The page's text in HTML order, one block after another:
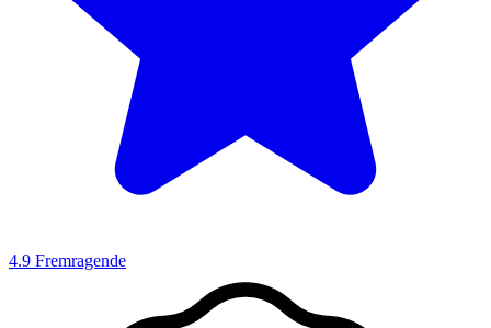
4.9 Fremragende